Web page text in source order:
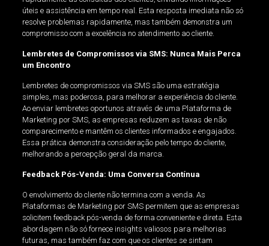
úteis e assistência em tempo real. Esta resposta imediata não só
resolve problemas rapidamente, mas também demonstra um
compromisso com a excelência no atendimento ao cliente.
Lembretes de Compromissos via SMS: Nunca Mais Perca
um Encontro
Lembretes de compromissos via SMS são uma estratégia
simples, mas poderosa, para melhorar a experiência do cliente.
Ao enviar lembretes oportunos através de uma Plataforma de
Marketing por SMS, as empresas reduzem as taxas de não
comparecimento e mantêm os clientes informados e engajados.
Essa prática demonstra consideração pelo tempo do cliente,
melhorando a percepção geral da marca.
Feedback Pós-Venda: Uma Conversa Contínua
O envolvimento do cliente não termina com a venda. As
Plataformas de Marketing por SMS permitem que as empresas
solicitem feedback pós-venda de forma conveniente e direta. Esta
abordagem não só fornece insights valiosos para melhorias
futuras, mas também faz com que os clientes se sintam